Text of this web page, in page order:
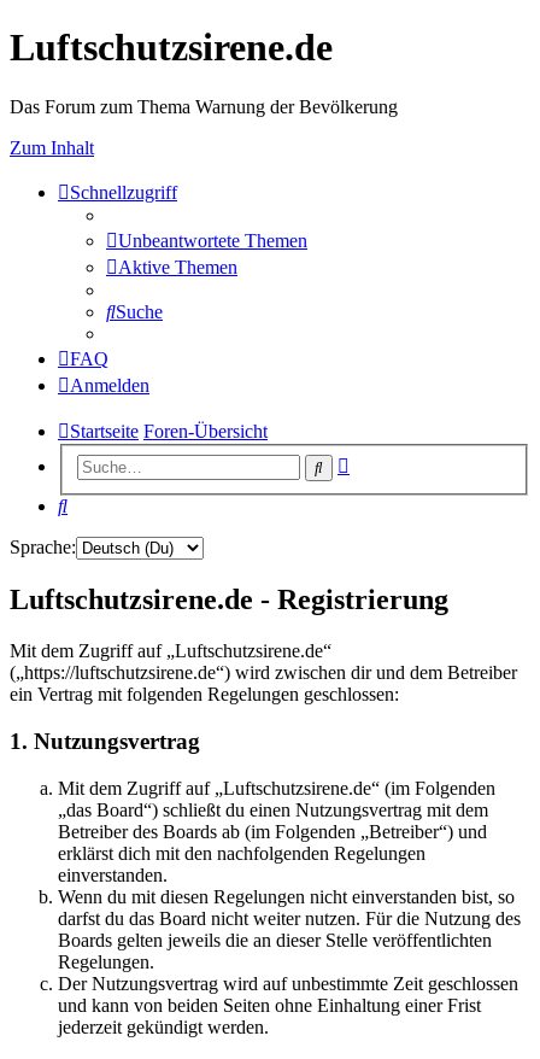
Luftschutzsirene.de
Das Forum zum Thema Warnung der Bevölkerung
Zum Inhalt
Schnellzugriff
Unbeantwortete Themen
Aktive Themen
Suche
FAQ
Anmelden
Startseite Foren-Übersicht
Suche
Suche
Sprache:
Luftschutzsirene.de - Registrierung
Mit dem Zugriff auf „Luftschutzsirene.de“
(„https://luftschutzsirene.de“) wird zwischen dir und dem Betreiber
ein Vertrag mit folgenden Regelungen geschlossen:
1. Nutzungsvertrag
Mit dem Zugriff auf „Luftschutzsirene.de“ (im Folgenden
„das Board“) schließt du einen Nutzungsvertrag mit dem
Betreiber des Boards ab (im Folgenden „Betreiber“) und
erklärst dich mit den nachfolgenden Regelungen
einverstanden.
Wenn du mit diesen Regelungen nicht einverstanden bist, so
darfst du das Board nicht weiter nutzen. Für die Nutzung des
Boards gelten jeweils die an dieser Stelle veröffentlichten
Regelungen.
Der Nutzungsvertrag wird auf unbestimmte Zeit geschlossen
und kann von beiden Seiten ohne Einhaltung einer Frist
jederzeit gekündigt werden.